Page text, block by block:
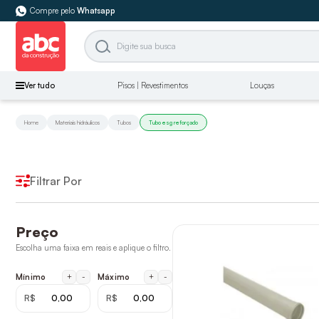
Compre pelo Whatsapp
Ver tudo Pisos | Revestimentos Louças
Home Materiais hidráulicos Tubos Tubo esg reforçado
Filtrar Por
Preço
Escolha uma faixa em reais e aplique o filtro.
Mínimo + -
R$
Máximo + -
R$